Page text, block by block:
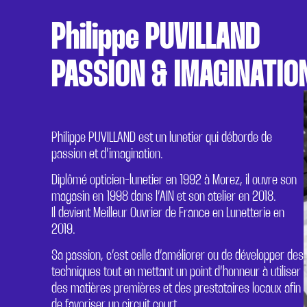
Philippe PUVILLAND
PASSION &
Philippe PUVILLAND est un lunetier qui déborde de
passion et d’imagination.
Diplômé opticien-lunetier en 1992 à Morez, il ouvre son
magasin en 1998 dans l’AIN et son atelier en 2018.
Il devient Meilleur Ouvrier de France en Lunetterie en
2019.
Sa passion, c’est celle d’améliorer ou de développer des
techniques tout en mettant un point d’honneur à utiliser
des matières premières et des prestataires locaux afin